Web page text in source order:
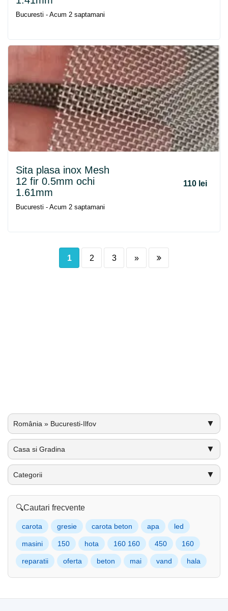
Bucuresti - Acum 2 saptamani
Sita plasa inox Mesh
12 fir 0.5mm ochi
1.61mm
110 lei
Bucuresti - Acum 2 saptamani
1 2 3 »
România » Bucuresti-Ilfov ▼
Casa si Gradina ▼
Categorii ▼
🔍Cautari frecvente
carota gresie carota beton apa led
masini 150 hota 160 160 450 160
reparatii oferta beton mai vand hala